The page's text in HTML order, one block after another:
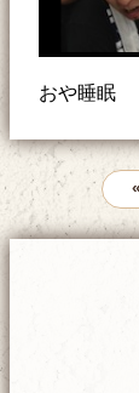
おや睡眠